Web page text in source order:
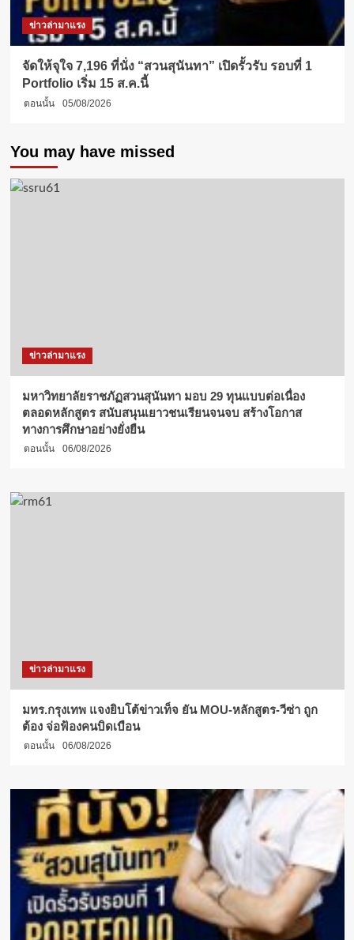
ข่าวล่ามาแรง
จัดให้จุใจ 7,196 ที่นั่ง “สวนสุนันทา” เปิดรั้วรับ รอบที่ 1
Portfolio เริ่ม 15 ส.ค.นี้
ตอนนั้น 05/08/2026
You may have missed
ข่าวล่ามาแรง
มหาวิทยาลัยราชภัฏสวนสุนันทา มอบ 29 ทุนแบบต่อเนื่อง
ตลอดหลักสูตร สนับสนุนเยาวชนเรียนจนจบ สร้างโอกาส
ทางการศึกษาอย่างยั่งยืน
ตอนนั้น 06/08/2026
ข่าวล่ามาแรง
มทร.กรุงเทพ แจงยิบโต้ข่าวเท็จ ยัน MOU-หลักสูตร-วีซ่า ถูก
ต้อง จ่อฟ้องคนบิดเบือน
ตอนนั้น 06/08/2026